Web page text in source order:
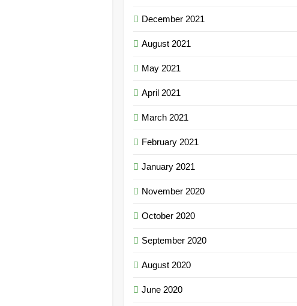
December 2021
August 2021
May 2021
April 2021
March 2021
February 2021
January 2021
November 2020
October 2020
September 2020
August 2020
June 2020